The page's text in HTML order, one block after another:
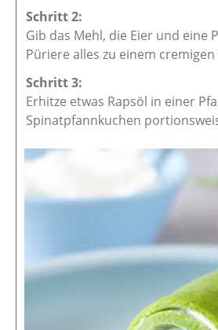
Gib das Mehl, die Eier und eine
Püriere alles zu einem cremigen
Erhitze etwas Rapsöl in einer
Spinatpfannkuchen